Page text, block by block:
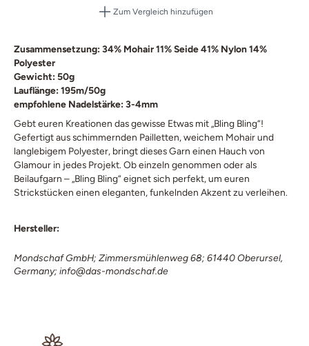
Zum Vergleich hinzufügen
Zusammensetzung: 34% Mohair 11% Seide 41% Nylon 14%
Polyester
Gewicht: 50g
Lauflänge: 195m/50g
empfohlene Nadelstärke: 3-4mm
Gebt euren Kreationen das gewisse Etwas mit „Bling Bling“!
Gefertigt aus schimmernden Pailletten, weichem Mohair und
langlebigem Polyester, bringt dieses Garn einen Hauch von
Glamour in jedes Projekt. Ob einzeln genommen oder als
Beilaufgarn – „Bling Bling“ eignet sich perfekt, um euren
Strickstücken einen eleganten, funkelnden Akzent zu verleihen.
Hersteller:
Mondschaf GmbH; Zimmersmühlenweg 68; 61440 Oberursel,
Germany; info@das-mondschaf.de